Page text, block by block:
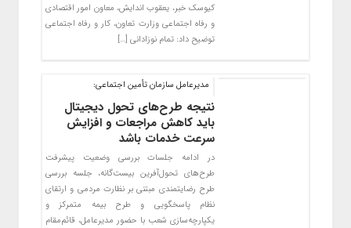
کیوسک خبر، یعقوب اندایش، معاون امور اقتصادی
و رفاه اجتماعی وزارت تعاون، کار و رفاه اجتماعی
توضیح داد: تمام نوزادانی […]
مدیرعامل سازمان تأمین اجتماعی:
نتیجه طرح‌های تحول دیجیتال
باید کاهش مراجعات و افزایش
سرعت خدمات باشد
در ادامه جلسات بررسی وضعیت پیشرفت
طرح‌های تحول‌آفرین بیست‌گانه، جلسه بررسی
طرح‌ رضایتمندی مبتنی بر نظارت مردمی و ارتقای
نظام پاسخگویی و طرح بیمه متمرکز و
یکپارچه‌سازی شعب با حضور مدیرعامل، قائم‌مقام